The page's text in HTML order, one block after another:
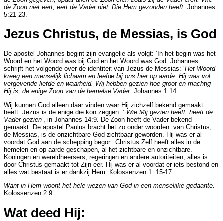
de Zoon niet eert, eert de Vader niet, Die Hem gezonden heeft. Johannes
5:21-23.
Jezus Christus, de Messias, is God
De apostel Johannes begint zijn evangelie als volgt: ’In het begin was het
Woord en het Woord was bij God en het Woord was God. Johannes
schrijft het volgende over de identiteit van Jezus de Messias: ‘Het Woord
kreeg een menselijk lichaam en leefde bij ons hier op aarde. Hij was vol
vergevende liefde en waarheid. Wij hebben gezien hoe groot en machtig
Hij is, de enige Zoon van de hemelse Vader. Johannes 1:14
Wij kunnen God alleen daar vinden waar Hij zichzelf bekend gemaakt
heeft. Jezus is de enige die kon zeggen: ’ Wie Mij gezien heeft, heeft de
Vader gezien’ , in Johannes 14:9 De Zoon heeft de Vader bekend
gemaakt. De apostel Paulus bracht het zo onder woorden: van Christus,
de Messias, is de onzichtbare God zichtbaar geworden. Hij was er al
voordat God aan de schepping begon. Christus Zelf heeft alles in de
hemelen en op aarde geschapen, al het zichtbare en onzichtbare.
Koningen en wereldheersers, regeringen en andere autoriteiten, alles is
door Christus gemaakt tot Zijn eer. Hij was er al voordat er iets bestond en
alles wat bestaat is er dankzij Hem. Kolossenzen 1: 15-17.
Want in Hem woont het hele wezen van God in een menselijke gedaante.
Kolossenzen 2:9.
Wat deed Hij: